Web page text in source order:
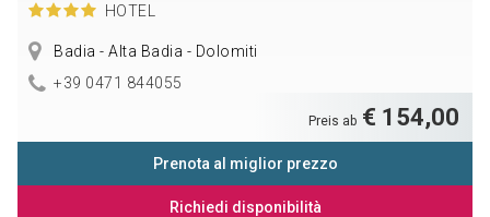
HOTEL
Badia - Alta Badia - Dolomiti
+39 0471 844055
Preis ab € 154,00
Prenota al miglior prezzo
Richiedi disponibilità